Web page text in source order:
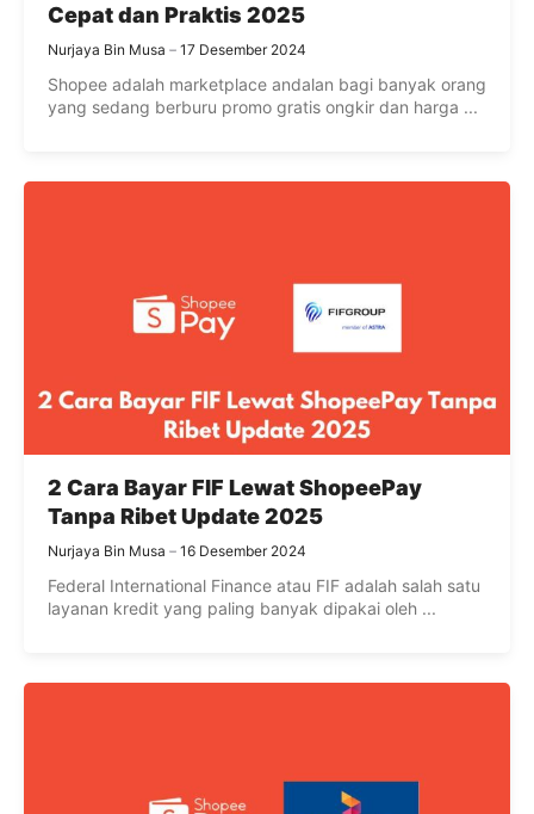
Cepat dan Praktis 2025
Nurjaya Bin Musa 17 Desember 2024
Shopee adalah marketplace andalan bagi banyak orang
yang sedang berburu promo gratis ongkir dan harga ...
2 Cara Bayar FIF Lewat ShopeePay
Tanpa Ribet Update 2025
Nurjaya Bin Musa 16 Desember 2024
Federal International Finance atau FIF adalah salah satu
layanan kredit yang paling banyak dipakai oleh ...